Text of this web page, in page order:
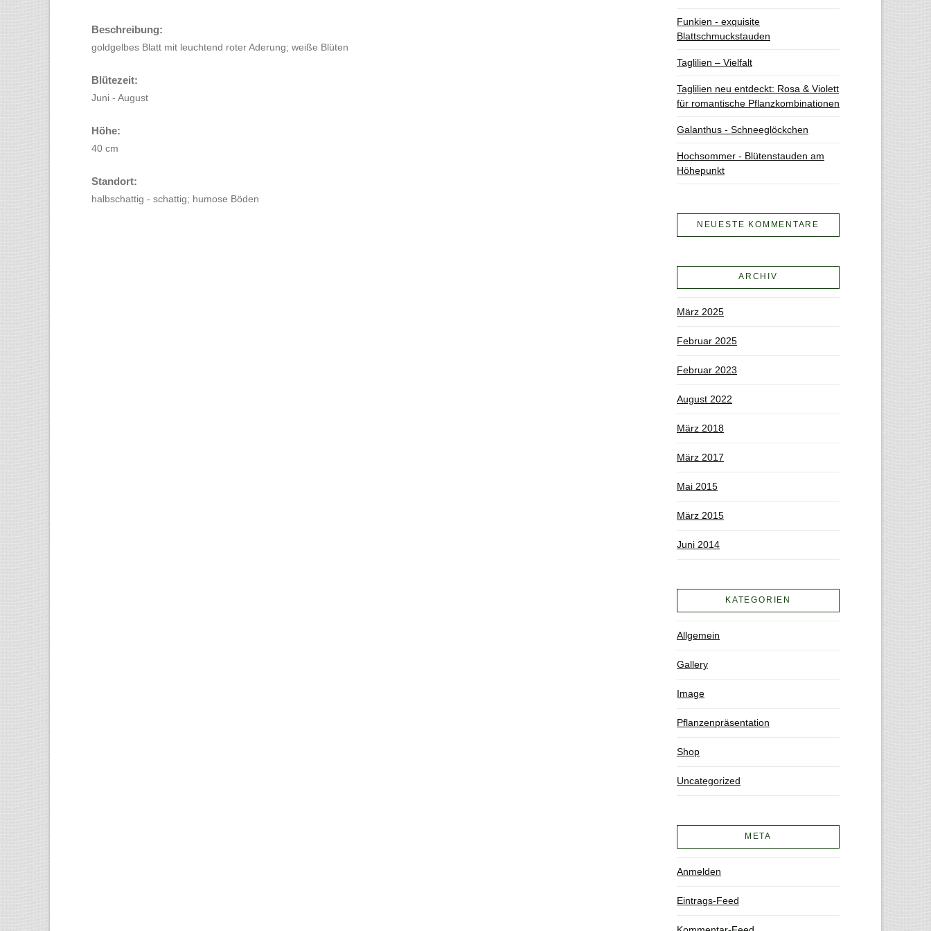
Beschreibung:
goldgelbes Blatt mit leuchtend roter Aderung; weiße Blüten
Blütezeit:
Juni - August
Höhe:
40 cm
Standort:
halbschattig - schattig; humose Böden
Funkien - exquisite
Blattschmuckstauden
Taglilien – Vielfalt
Taglilien neu entdeckt: Rosa & Violett
für romantische Pflanzkombinationen
Galanthus - Schneeglöckchen
Hochsommer - Blütenstauden am
Höhepunkt
NEUESTE KOMMENTARE
ARCHIV
März 2025
Februar 2025
Februar 2023
August 2022
März 2018
März 2017
Mai 2015
März 2015
Juni 2014
KATEGORIEN
Allgemein
Gallery
Image
Pflanzenpräsentation
Shop
Uncategorized
META
Anmelden
Eintrags-Feed